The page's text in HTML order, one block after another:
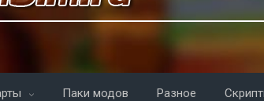
Паки модов Разное